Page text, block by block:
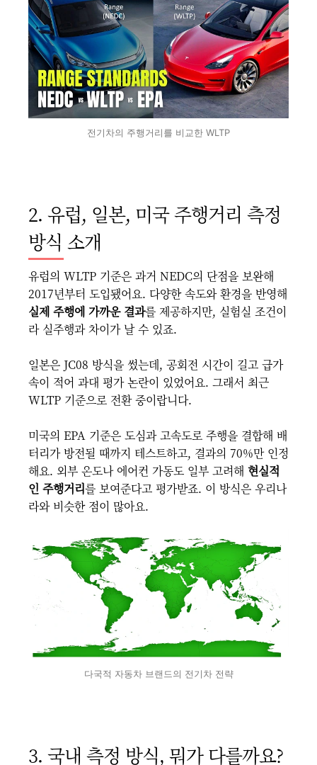
전기차의 주행거리를 비교한 WLTP
2. 유럽, 일본, 미국 주행거리 측정
방식 소개
유럽의 WLTP 기준은 과거 NEDC의 단점을 보완해
2017년부터 도입됐어요. 다양한 속도와 환경을 반영해
실제 주행에 가까운 결과를 제공하지만, 실험실 조건이
라 실주행과 차이가 날 수 있죠.
일본은 JC08 방식을 썼는데, 공회전 시간이 길고 급가
속이 적어 과대 평가 논란이 있었어요. 그래서 최근
WLTP 기준으로 전환 중이랍니다.
미국의 EPA 기준은 도심과 고속도로 주행을 결합해 배
터리가 방전될 때까지 테스트하고, 결과의 70%만 인정
해요. 외부 온도나 에어컨 가동도 일부 고려해 현실적
인 주행거리를 보여준다고 평가받죠. 이 방식은 우리나
라와 비슷한 점이 많아요.
다국적 자동차 브랜드의 전기차 전략
3. 국내 측정 방식, 뭐가 다를까요?